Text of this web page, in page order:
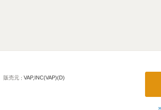
販売元
VAP,INC(VAP)(D)